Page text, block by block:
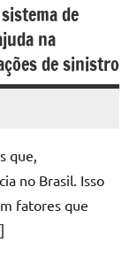
de
na
de sinistro
que,
no Brasil. Isso
fatores que